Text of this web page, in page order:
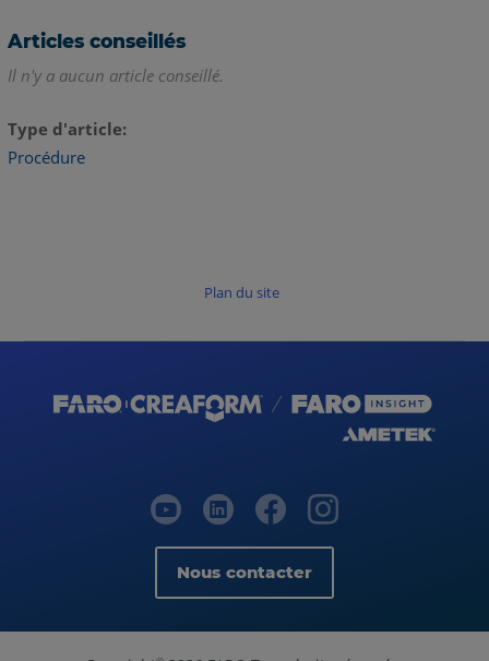
Articles conseillés
Il n'y a aucun article conseillé.
Type d'article
Procédure
Plan du site
Nous contacter